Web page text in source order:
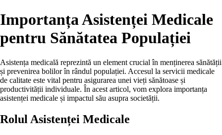
Importanța Asistenței Medicale
pentru Sănătatea Populației
Asistența medicală reprezintă un element crucial în menținerea sănătății
și prevenirea bolilor în rândul populației. Accesul la servicii medicale
de calitate este vital pentru asigurarea unei vieți sănătoase și
productivității individuale. În acest articol, vom explora importanța
asistenței medicale și impactul său asupra societății.
Rolul Asistenței Medicale